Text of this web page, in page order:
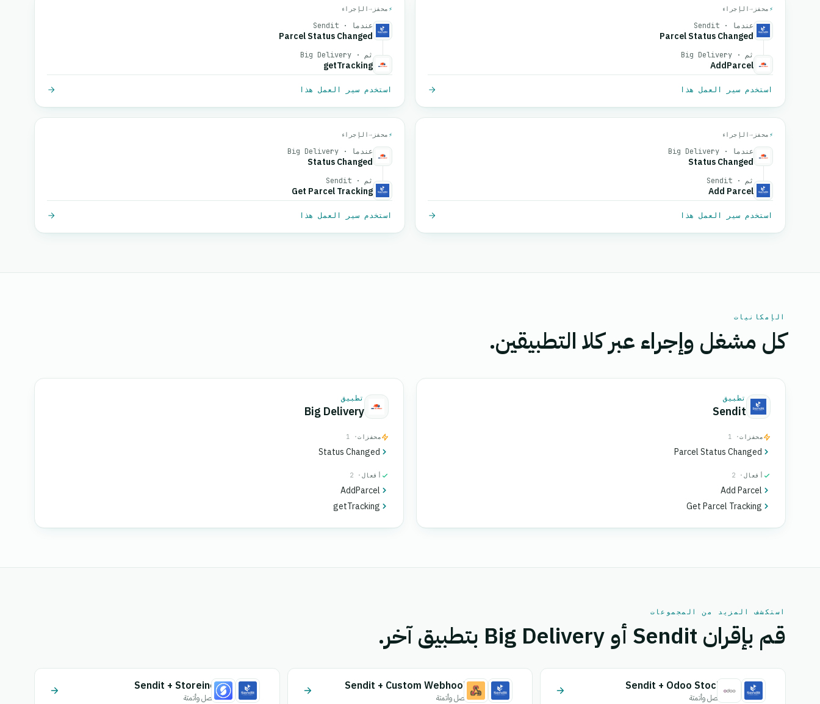
⚡ محفز →الإجراء
عندما · Sendit
Parcel Status Changed
ثم · Big Delivery
AddParcel
استخدم سير العمل هذا
⚡ محفز →الإجراء
عندما · Sendit
Parcel Status Changed
ثم · Big Delivery
getTracking
استخدم سير العمل هذا
⚡ محفز →الإجراء
عندما · Big Delivery
Status Changed
ثم · Sendit
Add Parcel
استخدم سير العمل هذا
⚡ محفز →الإجراء
عندما · Big Delivery
Status Changed
ثم · Sendit
Get Parcel Tracking
استخدم سير العمل هذا
الإمكانيات
كل مشغل وإجراء عبر كلا التطبيقين.
تطبيق
Sendit
محفزات· 1
Parcel Status Changed
أفعال · 2
Add Parcel
Get Parcel Tracking
تطبيق
Big Delivery
محفزات· 1
Status Changed
أفعال · 2
AddParcel
getTracking
استكشف المزيد من المجموعات
قم بإقران Sendit أو Big Delivery بتطبيق آخر.
Sendit + Odoo Stock
اتصل وأتمتة
Sendit + Custom Webhook
اتصل وأتمتة
Sendit + Storeino
اتصل وأتمتة